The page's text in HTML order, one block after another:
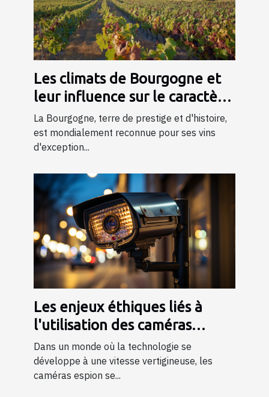
Les climats de Bourgogne et
leur influence sur le caractère
du vin
La Bourgogne, terre de prestige et d'histoire,
est mondialement reconnue pour ses vins
d'exception...
Les enjeux éthiques liés à
l'utilisation des caméras
espion dans la société
Dans un monde où la technologie se
développe à une vitesse vertigineuse, les
caméras espion se...